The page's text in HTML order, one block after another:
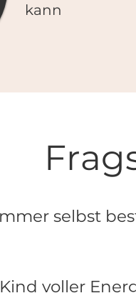
kann
selbst
voller